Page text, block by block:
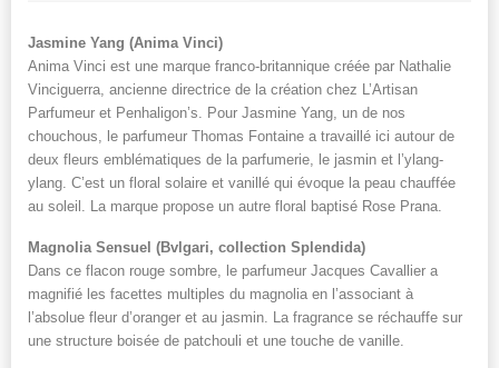
Jasmine Yang (Anima Vinci)
Anima Vinci est une marque franco-britannique créée par Nathalie
Vinciguerra, ancienne directrice de la création chez L’Artisan
Parfumeur et Penhaligon’s. Pour Jasmine Yang, un de nos
chouchous, le parfumeur Thomas Fontaine a travaillé ici autour de
deux fleurs emblématiques de la parfumerie, le jasmin et l’ylang-
ylang. C’est un floral solaire et vanillé qui évoque la peau chauffée
au soleil. La marque propose un autre floral baptisé Rose Prana.
Magnolia Sensuel (Bvlgari, collection Splendida)
Dans ce flacon rouge sombre, le parfumeur Jacques Cavallier a
magnifié les facettes multiples du magnolia en l’associant à
l’absolue fleur d’oranger et au jasmin. La fragrance se réchauffe sur
une structure boisée de patchouli et une touche de vanille.